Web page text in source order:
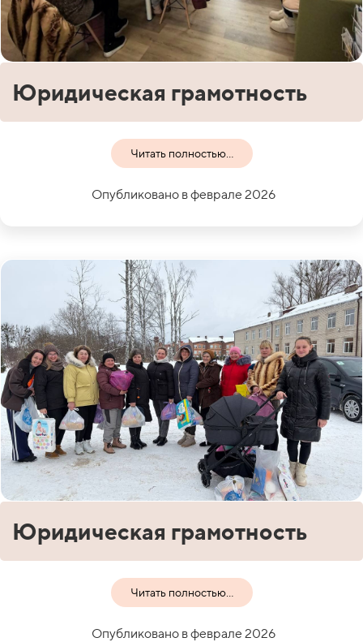
Юридическая грамотность
Читать полностью...
Опубликовано в феврале 2026
Юридическая грамотность
Читать полностью...
Опубликовано в феврале 2026